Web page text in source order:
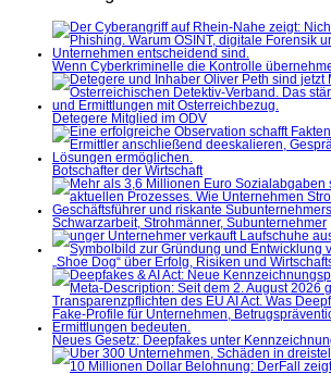
Wenn Cyberkriminelle die Kontrolle
Detegere Mitglied im ÖDV
Botschafter der Wirtschaft
Schwarzarbeit, Strohmänner, Subunternehmer
„Shoe Dog“ über Erfolg, Risiken und
Neues Gesetz: Deepfakes unter